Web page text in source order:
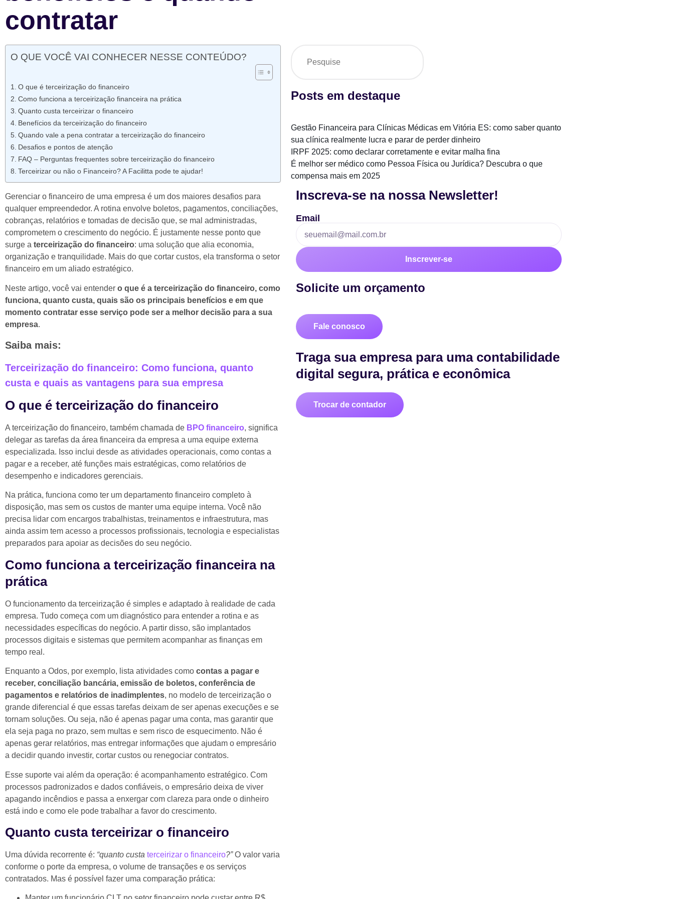
contratar
O QUE VOCÊ VAI CONHECER NESSE CONTEÚDO?
O que é terceirização do financeiro
Como funciona a terceirização financeira na prática
Quanto custa terceirizar o financeiro
Benefícios da terceirização do financeiro
Quando vale a pena contratar a terceirização do financeiro
Desafios e pontos de atenção
FAQ – Perguntas frequentes sobre terceirização do financeiro
Terceirizar ou não o Financeiro? A Facilitta pode te ajudar!
Gerenciar o financeiro de uma empresa é um dos maiores desafios para
qualquer empreendedor. A rotina envolve boletos, pagamentos, conciliações,
cobranças, relatórios e tomadas de decisão que, se mal administradas,
comprometem o crescimento do negócio. É justamente nesse ponto que
surge a terceirização do financeiro: uma solução que alia economia,
organização e tranquilidade. Mais do que cortar custos, ela transforma o setor
financeiro em um aliado estratégico.
Neste artigo, você vai entender o que é a terceirização do financeiro, como
funciona, quanto custa, quais são os principais benefícios e em que
momento contratar esse serviço pode ser a melhor decisão para a sua
empresa.
Saiba mais:
Terceirização do financeiro: Como funciona, quanto
custa e quais as vantagens para sua empresa
O que é terceirização do financeiro
A terceirização do financeiro, também chamada de BPO financeiro, significa
delegar as tarefas da área financeira da empresa a uma equipe externa
especializada. Isso inclui desde as atividades operacionais, como contas a
pagar e a receber, até funções mais estratégicas, como relatórios de
desempenho e indicadores gerenciais.
Na prática, funciona como ter um departamento financeiro completo à
disposição, mas sem os custos de manter uma equipe interna. Você não
precisa lidar com encargos trabalhistas, treinamentos e infraestrutura, mas
ainda assim tem acesso a processos profissionais, tecnologia e especialistas
preparados para apoiar as decisões do seu negócio.
Como funciona a terceirização financeira na
prática
O funcionamento da terceirização é simples e adaptado à realidade de cada
empresa. Tudo começa com um diagnóstico para entender a rotina e as
necessidades específicas do negócio. A partir disso, são implantados
processos digitais e sistemas que permitem acompanhar as finanças em
tempo real.
Enquanto a Odos, por exemplo, lista atividades como contas a pagar e
receber, conciliação bancária, emissão de boletos, conferência de
pagamentos e relatórios de inadimplentes, no modelo de terceirização o
grande diferencial é que essas tarefas deixam de ser apenas execuções e se
tornam soluções. Ou seja, não é apenas pagar uma conta, mas garantir que
ela seja paga no prazo, sem multas e sem risco de esquecimento. Não é
apenas gerar relatórios, mas entregar informações que ajudam o empresário
a decidir quando investir, cortar custos ou renegociar contratos.
Esse suporte vai além da operação: é acompanhamento estratégico. Com
processos padronizados e dados confiáveis, o empresário deixa de viver
apagando incêndios e passa a enxergar com clareza para onde o dinheiro
está indo e como ele pode trabalhar a favor do crescimento.
Quanto custa terceirizar o financeiro
Uma dúvida recorrente é: “quanto custa terceirizar o financeiro?”O valor varia
conforme o porte da empresa, o volume de transações e os serviços
contratados. Mas é possível fazer uma comparação prática:
Posts em destaque
Gestão Financeira para Clínicas Médicas em Vitória ES: como saber quanto
sua clínica realmente lucra e parar de perder dinheiro
IRPF 2025: como declarar corretamente e evitar malha fina
É melhor ser médico como Pessoa Física ou Jurídica? Descubra o que
compensa mais em 2025
Inscreva-se na nossa Newsletter!
Email
Inscrever-se
Solicite um orçamento
Fale conosco
Traga sua empresa para uma contabilidade
digital segura, prática e econômica
Trocar de contador